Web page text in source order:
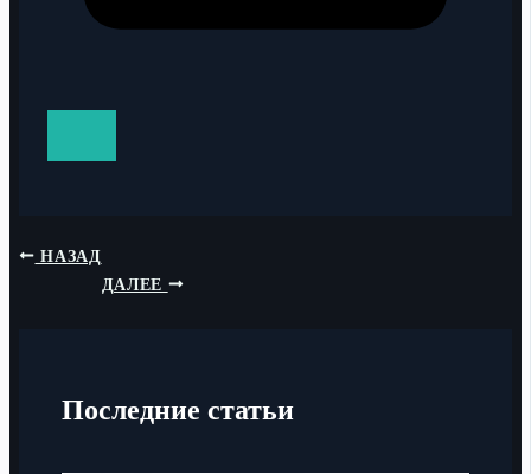
НАЗАД
ДАЛЕЕ
Последние статьи